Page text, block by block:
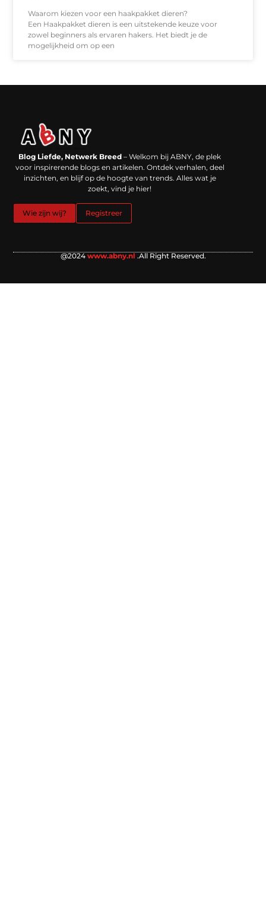
Waarom kiezen voor een haakpakket dieren?
Een Haakpakket dieren is een uitstekende keuze voor
zowel beginners als ervaren hakers. Het biedt je de
mogelijkheid om op een
Blog Liefde, Netwerk Breed – Welkom bij ABNY, de plek
voor inspirerende blogs en artikelen. Ontdek verhalen, deel
inzichten, en blijf op de hoogte van trends. Alles wat je
zoekt, vind je hier!
Wie zijn wij? Registreer
@2024 www.abny.nl .All Right Reserved.